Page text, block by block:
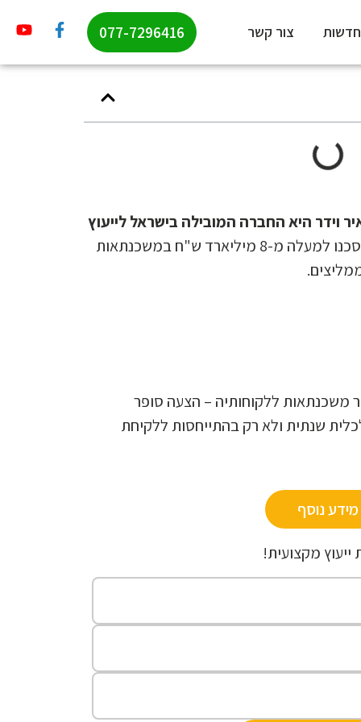
חדשות צור קשר 077-7296416
וידר היא החברה המובילה בישראל לייעוץ
משנת 2007 ועד היום חסכנו למעלה מ-8 מיליארד ש"ח במשכנתאות
משכנתאות ללקוחותיה – הצעה סופר
שנתית ולא רק בהתייחסות ללקיחת
מידע נוסף
מקצועית!